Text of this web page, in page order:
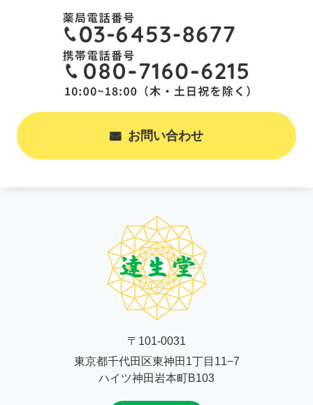
お問い合わせ
〒101-0031
東京都千代田区東神田1丁目11−7
ハイツ神田岩本町B103